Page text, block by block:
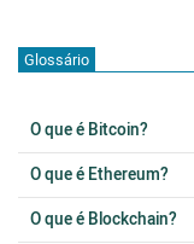
Glossário
O que é Bitcoin?
O que é Ethereum?
O que é Blockchain?